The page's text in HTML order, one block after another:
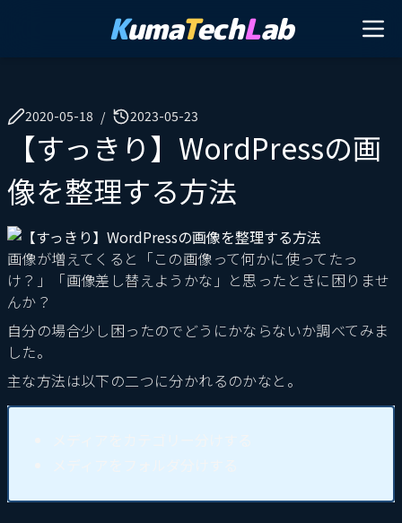
KumaTechLab
2020-05-18 / 2023-05-23
【すっきり】WordPressの画
像を整理する方法
画像が増えてくると「この画像って何かに使ってたっ
け？」「画像差し替えようかな」と思ったときに困りませ
んか？
自分の場合少し困ったのでどうにかならないか調べてみま
した。
主な方法は以下の二つに分かれるのかなと。